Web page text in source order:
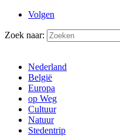
Volgen
Zoek naar:
Nederland
België
Europa
op Weg
Cultuur
Natuur
Stedentrip